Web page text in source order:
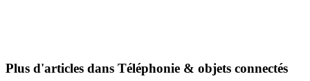
Plus d'articles dans Téléphonie & objets connectés